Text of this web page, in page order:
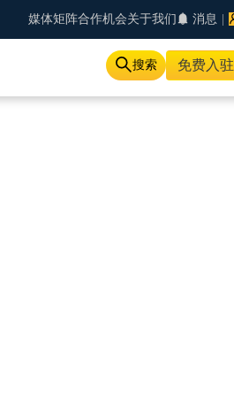
媒体矩阵合作机会关于我们 消息
搜索 免费入驻